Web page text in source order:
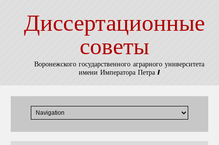
Диссертационные
советы
Воронежского государственного аграрного университета
имени Императора Петра I